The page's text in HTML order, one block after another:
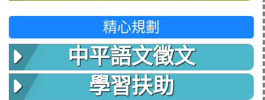
精心規劃
中平語文徵文
學習扶助